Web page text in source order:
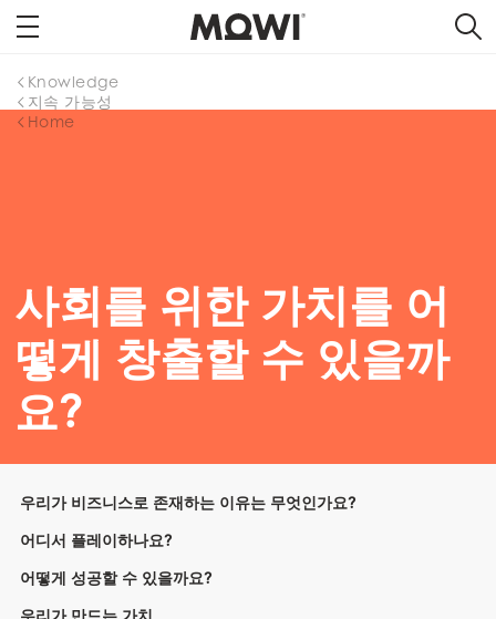
Home
지속 가능성
Knowledge
사회를 위한 가치를 어
떻게 창출할 수 있을까
요?
우리가 비즈니스로 존재하는 이유는 무엇인가요?
어디서 플레이하나요?
어떻게 성공할 수 있을까요?
우리가 만드는 가치